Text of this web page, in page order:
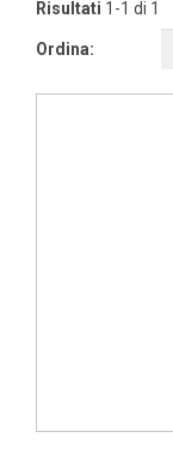
Risultati 1-1 di 1
Ordina: